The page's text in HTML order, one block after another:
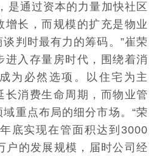
是通过资本的力量加快社区
增长，而规模的扩充是物业
判时最有力的筹码。”崔荣
进入存量房时代，围绕着消
为必然选项。以住宅为主
长消费生命周期，而物业管
重点布局的细分市场。“荣
底实现在管面积达到3000
户的发展规模，届时公司经